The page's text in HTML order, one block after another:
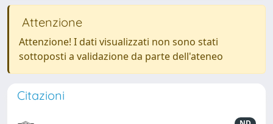
Attenzione
Attenzione! I dati visualizzati non sono stati
sottoposti a validazione da parte dell'ateneo
Citazioni